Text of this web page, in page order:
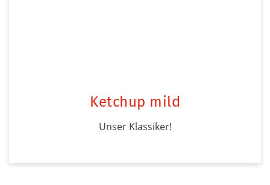
Ketchup mild
Unser Klassiker!